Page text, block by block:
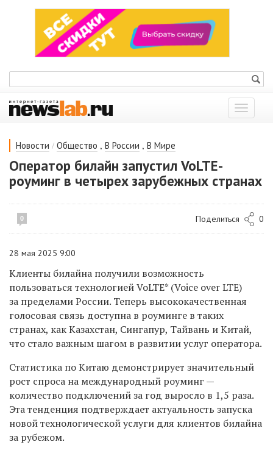
Показать
меню
Новости / Общество , В России , В Мире
Оператор билайн запустил VoLTE-
роуминг в четырех зарубежных странах
0 Поделиться 0
28 мая 2025 9:00
Клиенты билайна получили возможность
пользоваться технологией VoLTE* (Voice over LTE)
за пределами России. Теперь высококачественная
голосовая связь доступна в роуминге в таких
странах, как Казахстан, Сингапур, Тайвань и Китай,
что стало важным шагом в развитии услуг оператора.
Статистика по Китаю демонстрирует значительный
рост спроса на международный роуминг —
количество подключений за год выросло в 1,5 раза.
Эта тенденция подтверждает актуальность запуска
новой технологической услуги для клиентов билайна
за рубежом.